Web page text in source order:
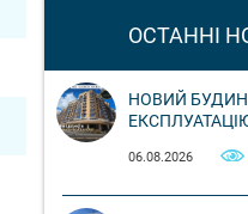
ОСТАННІ
НОВИЙ
06.08.2026